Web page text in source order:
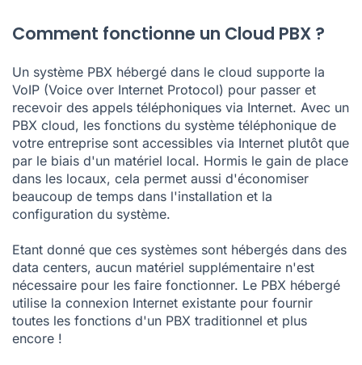
Comment fonctionne un Cloud PBX ?
Un système PBX hébergé dans le cloud supporte la
VoIP (Voice over Internet Protocol) pour passer et
recevoir des appels téléphoniques via Internet. Avec un
PBX cloud, les fonctions du système téléphonique de
votre entreprise sont accessibles via Internet plutôt que
par le biais d'un matériel local. Hormis le gain de place
dans les locaux, cela permet aussi d'économiser
beaucoup de temps dans l'installation et la
configuration du système.
Etant donné que ces systèmes sont hébergés dans des
data centers, aucun matériel supplémentaire n'est
nécessaire pour les faire fonctionner. Le PBX hébergé
utilise la connexion Internet existante pour fournir
toutes les fonctions d'un PBX traditionnel et plus
encore !